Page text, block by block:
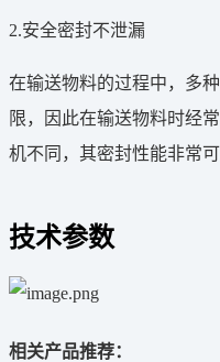
2.安全密封不泄漏
在输送物料的过程中，多
限，因此在输送物料时经
机不同，其密封性能非常
技术参数
相关产品推荐：